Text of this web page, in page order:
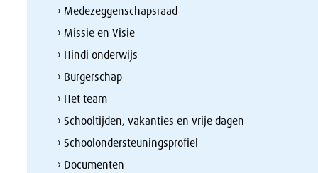
› Medezeggenschapsraad
› Missie en Visie
› Hindi onderwijs
› Burgerschap
› Het team
› Schooltijden, vakanties en vrije dagen
› Schoolondersteuningsprofiel
› Documenten